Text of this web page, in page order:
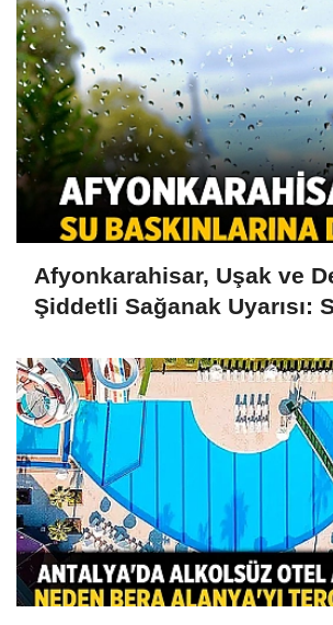
Afyonkarahisar, Uşak ve
Şiddetli Sağanak Uyarısı: